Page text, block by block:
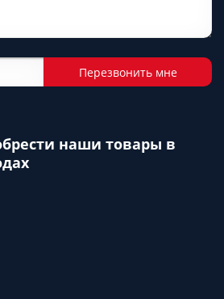
Перезвонить мне
наши товары в